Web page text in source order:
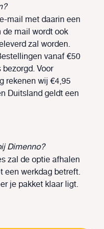
mail met daarin een
mail wordt ook
zal worden.
vanaf €50
Voor
rekenen wij €4,95
Duitsland geldt een
Dimenno?
zal de optie afhalen
een werkdag betreft.
je pakket klaar ligt.